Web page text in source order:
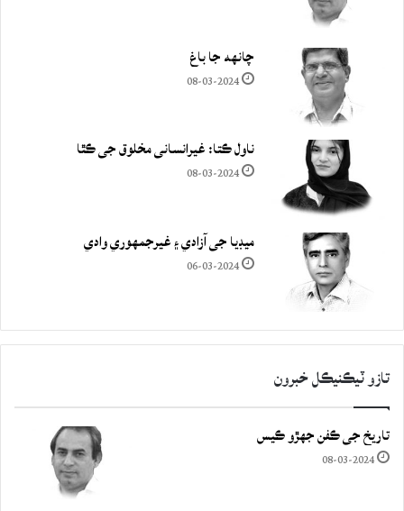
چانهه جا باغ
08-03-2024
ناول ڪتا: غيرانساني مخلوق جي ڪٿا
08-03-2024
ميڊيا جي آزادي ۽ غيرجمھوري وادي
06-03-2024
تازو ٽيڪنيڪل خبرون
تاريخ جي ڪفن جھڙو ڪيس
08-03-2024